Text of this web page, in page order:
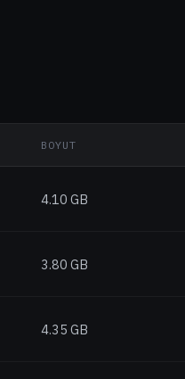
BOYUT
4.10 GB
3.80 GB
4.35 GB